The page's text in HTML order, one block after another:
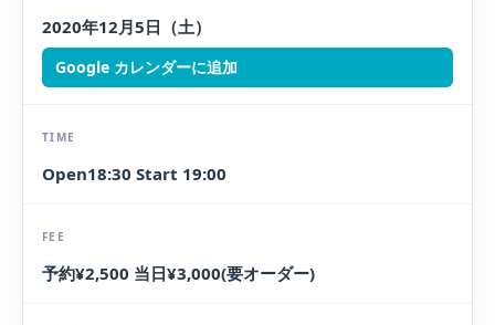
2020年12月5日（土）
Google カレンダーに追加
TIME
Open18:30 Start 19:00
FEE
予約¥2,500 当日¥3,000(要オーダー)